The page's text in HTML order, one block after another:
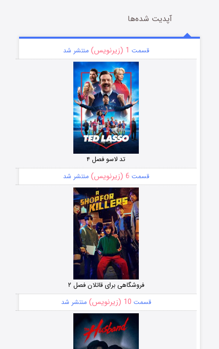
آپدیت شده‌ها
قسمت 1 (زیرنویس) منتشر شد
تد لاسو فصل ۴
قسمت 6 (زیرنویس) منتشر شد
فروشگاهی برای قاتلان فصل ۲
قسمت 10 (زیرنویس) منتشر شد